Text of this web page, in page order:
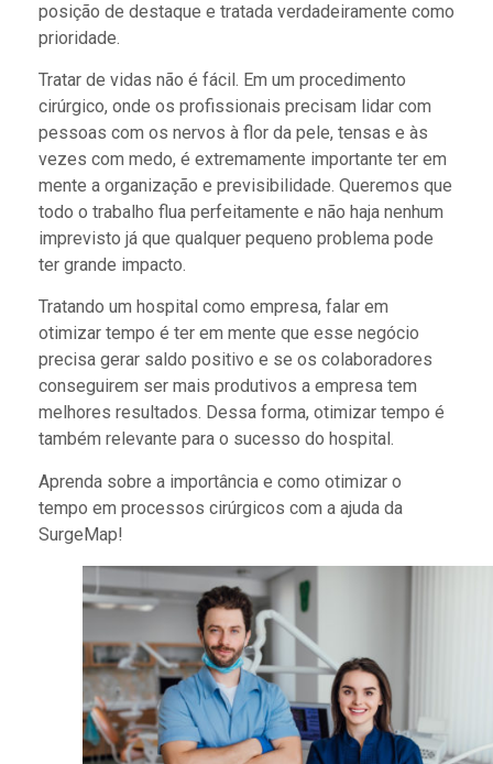
posição de destaque e tratada verdadeiramente como
prioridade.
Tratar de vidas não é fácil. Em um procedimento
cirúrgico, onde os profissionais precisam lidar com
pessoas com os nervos à flor da pele, tensas e às
vezes com medo, é extremamente importante ter em
mente a organização e previsibilidade. Queremos que
todo o trabalho flua perfeitamente e não haja nenhum
imprevisto já que qualquer pequeno problema pode
ter grande impacto.
Tratando um hospital como empresa, falar em
otimizar tempo é ter em mente que esse negócio
precisa gerar saldo positivo e se os colaboradores
conseguirem ser mais produtivos a empresa tem
melhores resultados. Dessa forma, otimizar tempo é
também relevante para o sucesso do hospital.
Aprenda sobre a importância e como otimizar o
tempo em processos cirúrgicos com a ajuda da
SurgeMap!